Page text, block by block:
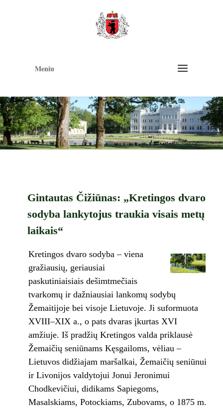
Meniu
Gintautas Čižiūnas: „Kretingos dvaro
sodyba lankytojus traukia visais metų
laikais“
Kretingos dvaro sodyba – viena
gražiausių, geriausiai
paskutiniaisiais dešimtmečiais
tvarkomų ir dažniausiai lankomų sodybų
Žemaitijoje bei visoje Lietuvoje. Ji suformuota
XVIII–XIX a., o pats dvaras įkurtas XVI
amžiuje. Iš pradžių Kretingos valda priklausė
Žemaičių seniūnams Kęsgailoms, vėliau –
Lietuvos didžiajam maršalkai, Žemaičių seniūnui
ir Livonijos valdytojui Jonui Jeronimui
Chodkevičiui, didikams Sapiegoms,
Masalskiams, Potockiams, Zubovams, o 1875 m.